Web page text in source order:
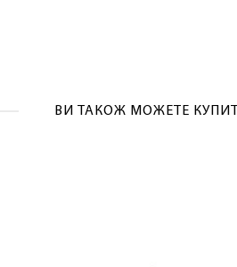
ВИ ТАКОЖ МОЖЕТЕ